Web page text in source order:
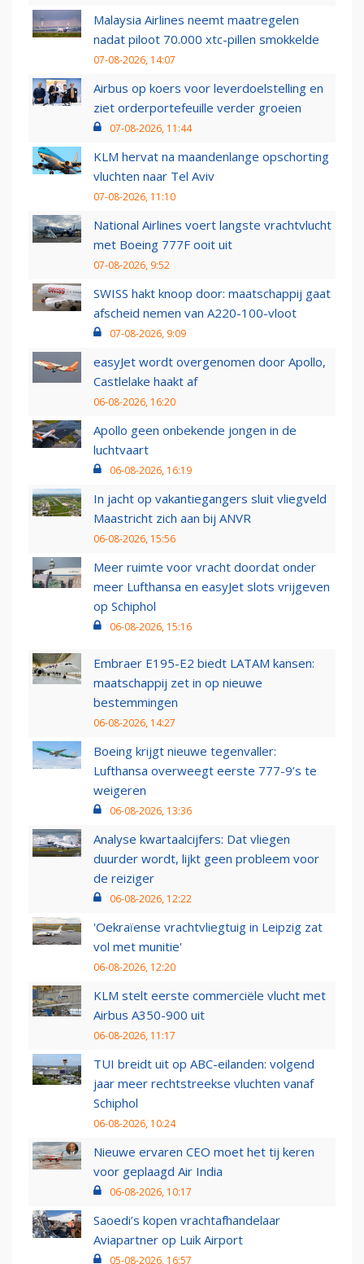
Malaysia Airlines neemt maatregelen
nadat piloot 70.000 xtc-pillen smokkelde
07-08-2026, 14:07
Airbus op koers voor leverdoelstelling en
ziet orderportefeuille verder groeien
07-08-2026, 11:44
KLM hervat na maandenlange opschorting
vluchten naar Tel Aviv
07-08-2026, 11:10
National Airlines voert langste vrachtvlucht
met Boeing 777F ooit uit
07-08-2026, 9:52
SWISS hakt knoop door: maatschappij gaat
afscheid nemen van A220-100-vloot
07-08-2026, 9:09
easyJet wordt overgenomen door Apollo,
Castlelake haakt af
06-08-2026, 16:20
Apollo geen onbekende jongen in de
luchtvaart
06-08-2026, 16:19
In jacht op vakantiegangers sluit vliegveld
Maastricht zich aan bij ANVR
06-08-2026, 15:56
Meer ruimte voor vracht doordat onder
meer Lufthansa en easyJet slots vrijgeven
op Schiphol
06-08-2026, 15:16
Embraer E195-E2 biedt LATAM kansen:
maatschappij zet in op nieuwe
bestemmingen
06-08-2026, 14:27
Boeing krijgt nieuwe tegenvaller:
Lufthansa overweegt eerste 777-9’s te
weigeren
06-08-2026, 13:36
Analyse kwartaalcijfers: Dat vliegen
duurder wordt, lijkt geen probleem voor
de reiziger
06-08-2026, 12:22
'Oekraïense vrachtvliegtuig in Leipzig zat
vol met munitie'
06-08-2026, 12:20
KLM stelt eerste commerciële vlucht met
Airbus A350-900 uit
06-08-2026, 11:17
TUI breidt uit op ABC-eilanden: volgend
jaar meer rechtstreekse vluchten vanaf
Schiphol
06-08-2026, 10:24
Nieuwe ervaren CEO moet het tij keren
voor geplaagd Air India
06-08-2026, 10:17
Saoedi’s kopen vrachtafhandelaar
Aviapartner op Luik Airport
05-08-2026, 16:57